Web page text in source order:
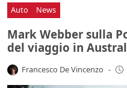
Auto News
Mark Webber sulla
del viaggio in
Francesco De Vincenzo -